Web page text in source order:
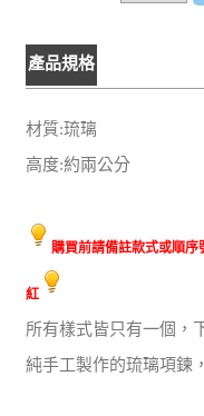
產品規格
材質:琉璃
高度:約兩公分
購買前請備註款式或順序
紅
所有樣式皆只有一個，
純手工製作的琉璃項鍊